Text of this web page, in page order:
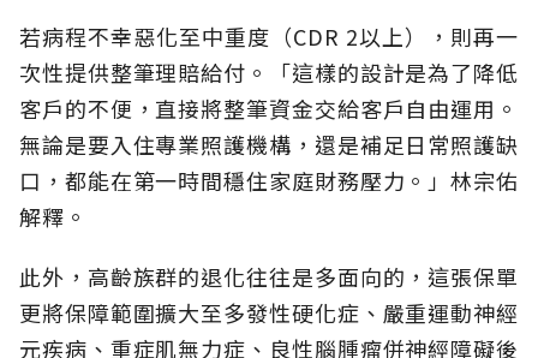
若病程不幸惡化至中重度（CDR 2以上），則再一
次性提供整筆理賠給付。「這樣的設計是為了降低
客戶的不便，直接將整筆資金交給客戶自由運用。
無論是要入住專業照護機構，還是補足日常照護缺
口，都能在第一時間穩住家庭財務壓力。」林宗佑
解釋。
此外，高齡族群的退化往往是多面向的，這張保單
更將保障範圍擴大至多發性硬化症、嚴重運動神經
元疾病、重症肌無力症、良性腦腫瘤併神經障礙後